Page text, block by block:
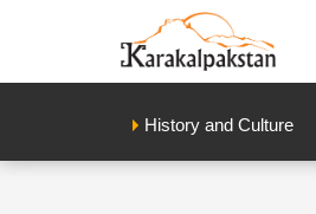
History and Culture